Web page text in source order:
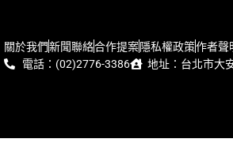
關於我們新聞聯絡合作提案隱私權政策作者聲
電話：(02)2776-3386
地址：台北市大